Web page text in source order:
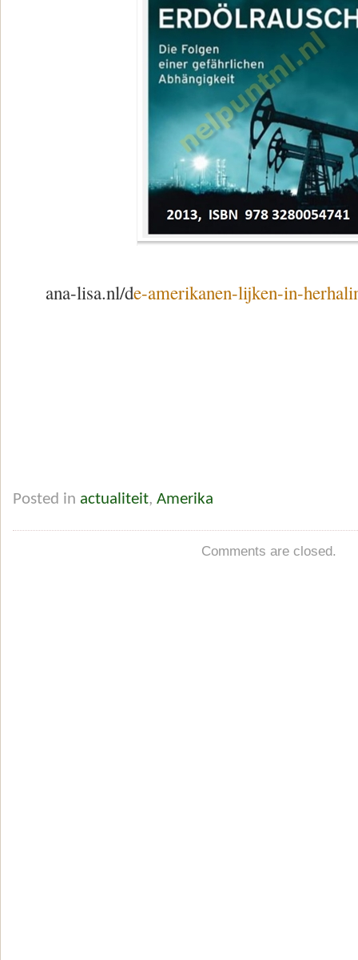
ana-lisa.nl/de-amerikanen-lijken-in-
Posted in actualiteit, Amerika
Comments are closed.